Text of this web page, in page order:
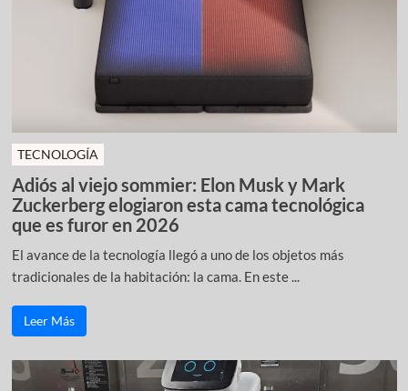
TECNOLOGÍA
Adiós al viejo sommier: Elon Musk y Mark
Zuckerberg elogiaron esta cama tecnológica
que es furor en 2026
El avance de la tecnología llegó a uno de los objetos más
tradicionales de la habitación: la cama. En este ...
Leer Más